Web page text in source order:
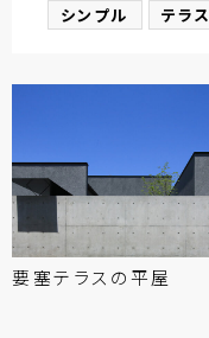
シンプル
テラス
要塞テラスの平屋